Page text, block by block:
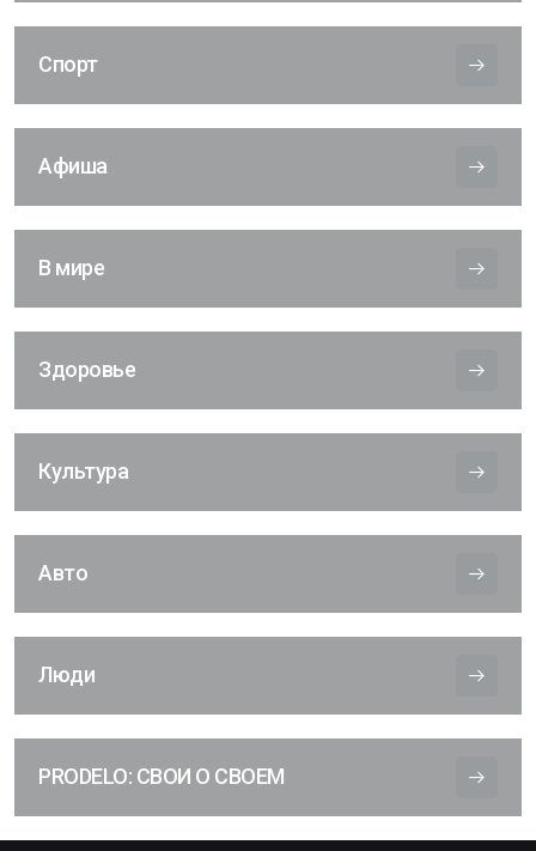
Спорт
Афиша
В мире
Здоровье
Культура
Авто
Люди
PRODELO: СВОИ О СВОЕМ